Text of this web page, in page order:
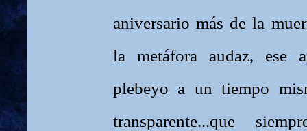
aniversario más de la
la metáfora audaz, ese
plebeyo a un tiempo
transparente...que